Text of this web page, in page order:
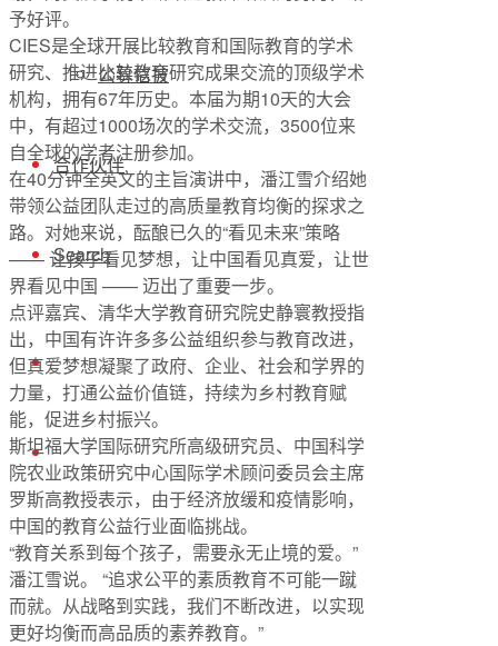
公募信披
合作伙伴
Search
English
予好评。
CIES是全球开展比较教育和国际教育的学术
研究、推进比较教育研究成果交流的顶级学术
机构，拥有67年历史。本届为期10天的大会
中，有超过1000场次的学术交流，3500位来
自全球的学者注册参加。
在40分钟全英文的主旨演讲中，潘江雪介绍她
带领公益团队走过的高质量教育均衡的探求之
路。对她来说，酝酿已久的“看见未来”策略
—— 让孩子看见梦想，让中国看见真爱，让世
界看见中国 —— 迈出了重要一步。
点评嘉宾、清华大学教育研究院史静寰教授指
出，中国有许许多多公益组织参与教育改进，
但真爱梦想凝聚了政府、企业、社会和学界的
力量，打通公益价值链，持续为乡村教育赋
能，促进乡村振兴。
斯坦福大学国际研究所高级研究员、中国科学
院农业政策研究中心国际学术顾问委员会主席
罗斯高教授表示，由于经济放缓和疫情影响，
中国的教育公益行业面临挑战。
“教育关系到每个孩子，需要永无止境的爱。”
潘江雪说。 “追求公平的素质教育不可能一蹴
而就。从战略到实践，我们不断改进，以实现
更好均衡而高品质的素养教育。”